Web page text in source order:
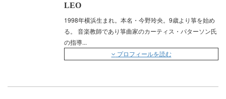
LEO
1998年横浜生まれ。本名・今野玲央。9歳より箏を始め
る。 音楽教師であり箏曲家のカーティス・パターソン氏
の指導...
プロフィールを読む